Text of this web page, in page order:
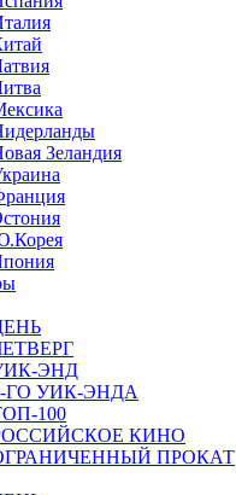
Зеландия
ЭНД
ГО УИК-ЭНДА
100
КИНО
ПРОКАТ